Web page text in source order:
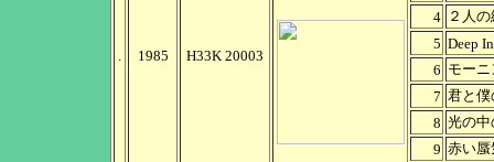
1985 H33K 20003
4 ２人
5 Deep
6 モー
7 君と僕
8 光の中
9 赤い蜃